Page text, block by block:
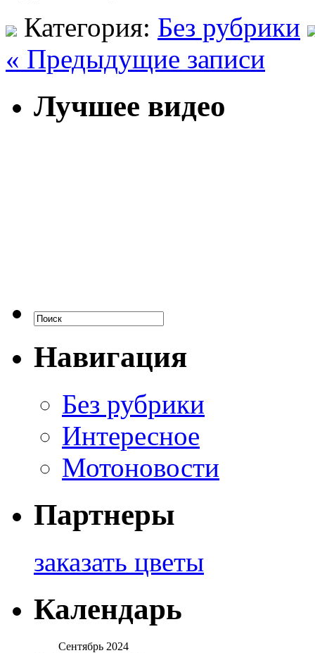
Категория: Без рубрики
« Предыдущие записи
Лучшее видео
Навигация
Без рубрики
Интересное
Мотоновости
Партнеры
заказать цветы
Календарь
Сентябрь 2024